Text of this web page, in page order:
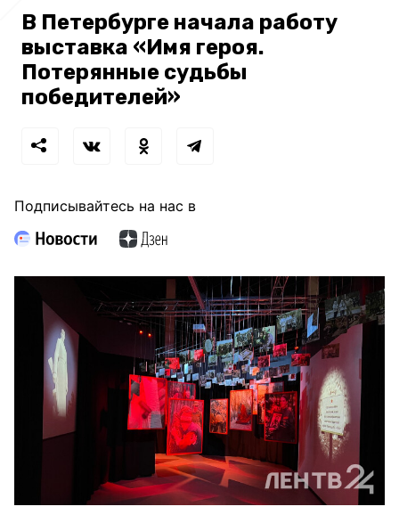
В Петербурге начала работу
выставка «Имя героя.
Потерянные судьбы
победителей»
Подписывайтесь на нас в